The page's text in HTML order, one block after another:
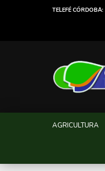
TELEFÉ CÓRDOBA:
AGRICULTURA